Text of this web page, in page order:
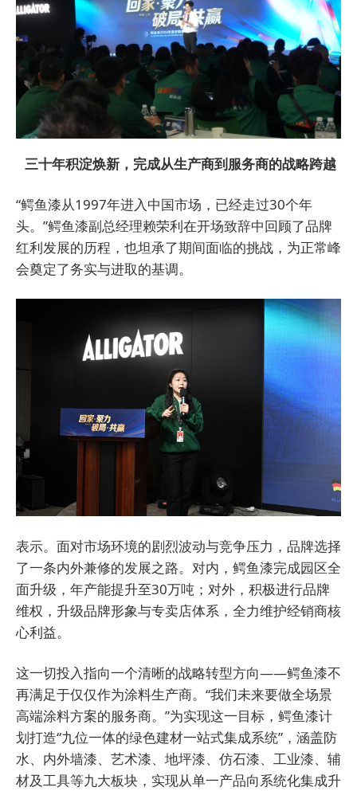
三十年积淀焕新，完成从生产商到服务商的战略跨越
“鳄鱼漆从1997年进入中国市场，已经走过30个年
头。”鳄鱼漆副总经理赖荣利在开场致辞中回顾了品牌
红利发展的历程，也坦承了期间面临的挑战，为正常峰
会奠定了务实与进取的基调。
表示。面对市场环境的剧烈波动与竞争压力，品牌选择
了一条内外兼修的发展之路。对内，鳄鱼漆完成园区全
面升级，年产能提升至30万吨；对外，积极进行品牌
维权，升级品牌形象与专卖店体系，全力维护经销商核
心利益。
这一切投入指向一个清晰的战略转型方向——鳄鱼漆不
再满足于仅仅作为涂料生产商。“我们未来要做全场景
高端涂料方案的服务商。”为实现这一目标，鳄鱼漆计
划打造“九位一体的绿色建材一站式集成系统”，涵盖防
水、内外墙漆、艺术漆、地坪漆、仿石漆、工业漆、辅
材及工具等九大板块，实现从单一产品向系统化集成升